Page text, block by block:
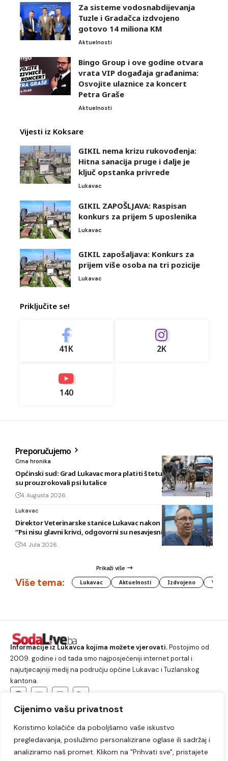
Cijenimo vašu privatnost
Koristimo kolačiće da poboljšamo vaše iskustvo
pregledavanja, poslužimo personalizirane oglase ili sadržaj i
analiziramo naš promet. Klikom na "Prihvati sve", pristajete
Za sisteme vodosnabdijevanja
Tuzle i Gradačca izdvojeno
gotovo 14 miliona KM
Aktuelnosti
Bingo Group i ove godine otvara
vrata VIP događaja građanima:
Osvojite ulaznice za koncert
Petra Graše
Aktuelnosti
Vijesti iz Koksare
GIKIL nema krizu rukovođenja:
Hitna sanacija pruge i dalje je
ključ opstanka privrede
Lukavac
GIKIL ZAPOŠLJAVA: Raspisan
konkurs za prijem 5 uposlenika
Lukavac
GIKIL zapošaljava: Konkurs za
prijem više osoba na tri pozicije
Lukavac
Priključite se!
41K 2K
140
Preporučujemo
Crna hronika
Općinski sud: Grad Lukavac mora platiti štetu na vozilu koju
su prouzrokovali psi lutalice
4. Augusta 2026.
Lukavac
Direktor Veterinarske stanice Lukavac nakon novog napada:
“Psi nisu glavni krivci, odgovorni su nesavjesni vlasnici”
14. Jula 2026.
Prikaži više
Više tema: Lukavac Aktuelnosti Izdvojeno
Informacije iz Lukavca kojima možete vjerovati.Postojimo od
2009. godine i od tada smo najposjećeniji internet portal i
najutjecajniji medij na području općine Lukavac i Tuzlanskog
kantona.
Lukavac Društvo Crna hronika
Sport
Kultura
Kolumne Slobodno vrijeme